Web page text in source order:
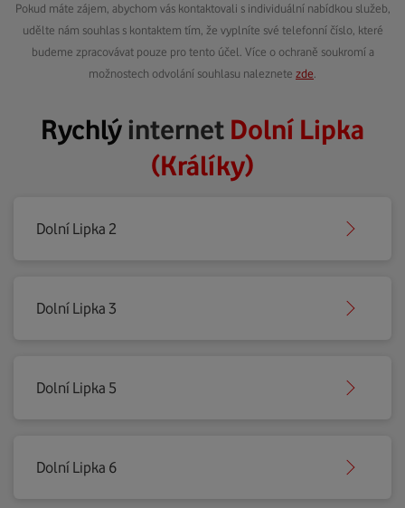
Pokud máte zájem, abychom vás kontaktovali s individuální nabídkou služeb,
udělte nám souhlas s kontaktem tím, že vyplníte své telefonní číslo, které
budeme zpracovávat pouze pro tento účel. Více o ochraně soukromí a
možnostech odvolání souhlasu naleznete zde
Rychlýinternet Dolní Lipka
(Králíky)
Dolní Lipka 2
Dolní Lipka 3
Dolní Lipka 5
Dolní Lipka 6